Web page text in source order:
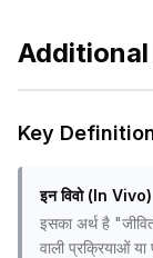
Additional
Key
इन विवो (In Vivo)
इसका अर्थ है
वाली प्रक्रियाओं या